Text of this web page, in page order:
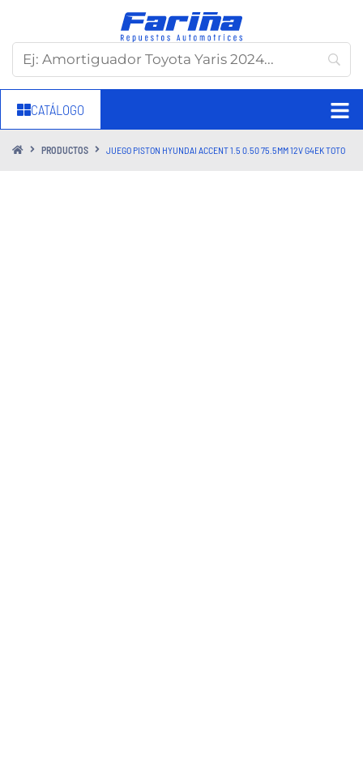
CATÁLOGO
PRODUCTOS JUEGO PISTON HYUNDAI ACCENT 1.5 0.50 75.5MM 12V G4EK TOTO